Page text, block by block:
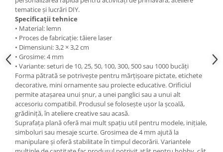
tematice și lucrări DIY.
Specificații tehnice
• Material: lemn
• Proces de fabricație: tăiere laser
• Dimensiuni: 3,2 × 3,2 cm
• Grosime: 4 mm
• Variante: seturi de 10, 25, 50, 100, 300, 500 sau 1000 bucăți
Forma pătrată se potrivește pentru mărțișoare pictate, etichete
decorative, mini ornamente sau proiecte educative. Orificiul
permite atașarea unui șnur, a unei panglici sau a unui alt
accesoriu compatibil. Produsul se folosește ușor la școală,
grădiniță, în ateliere creative sau acasă.
Suprafața plană oferă mai mult spațiu util pentru modele, inițiale,
simboluri sau mesaje scurte. Grosimea de 4 mm ajută la
manipulare și oferă stabilitate în timpul decorării. Variantele